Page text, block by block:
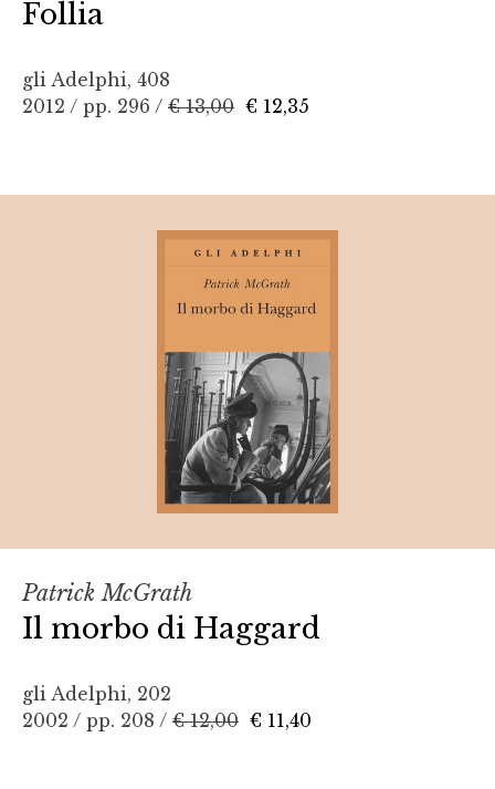
Follia
gli Adelphi, 408
2012 / pp. 296 / € 13,00 € 12,35
Patrick McGrath
Il morbo di Haggard
gli Adelphi, 202
2002 / pp. 208 / € 12,00 € 11,40